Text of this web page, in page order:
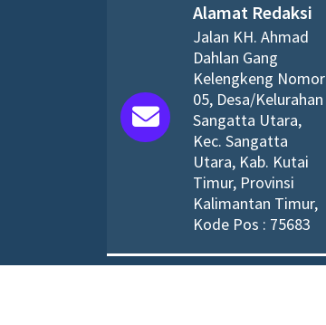
Alamat Redaksi
Jalan KH. Ahmad
Dahlan Gang
Kelengkeng Nomor
05, Desa/Kelurahan
Sangatta Utara,
Kec. Sangatta
Utara, Kab. Kutai
Timur, Provinsi
Kalimantan Timur,
Kode Pos : 75683